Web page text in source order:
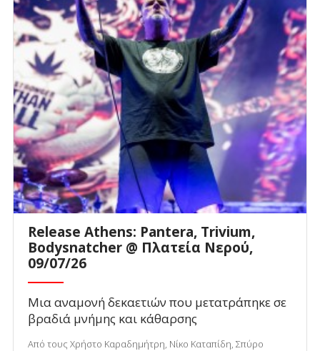
Release Athens: Pantera, Trivium,
Bodysnatcher @ Πλατεία Νερού,
09/07/26
Μια αναμονή δεκαετιών που μετατράπηκε σε
βραδιά μνήμης και κάθαρσης
Από τους Χρήστο Καραδημήτρη, Νίκο Καταπίδη, Σπύρο